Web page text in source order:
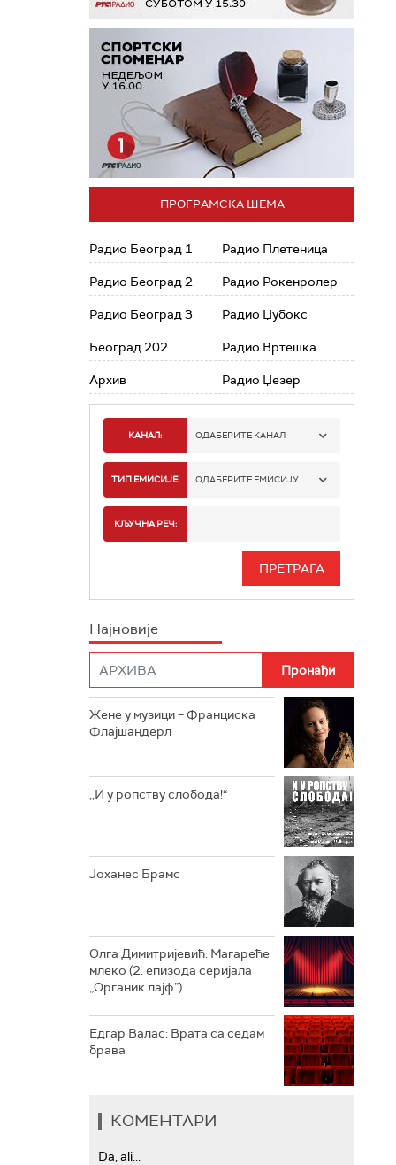
ПРОГРАМСКА ШЕМА
Радио Београд 1
Радио Београд 2
Радио Београд 3
Београд 202
Архив
Радио Плетеница
Радио Рокенролер
Радио Џубокс
Радио Вртешка
Радио Џезер
КАНАЛ: ОДАБЕРИТЕ КАНАЛ
РАДИО БЕОГРАД 1
РАДИО БЕОГРАД 3
РАДИО РОКЕНРОЛЕР
РАДИО ВРТЕШКА
РАДИО ЏЕЗЕР
ТИП ЕМИСИЈЕ: ОДАБЕРИТЕ ЕМИСИЈУ
ИНФО
КЉУЧНА РЕЧ:
Најновије
Жене у музици – Франциска
Флајшандерл
,,И у ропству слобода!“
Јоханес Брамс
Олга Димитријевић: Магареће
млеко (2. епизода серијала
„Органик лајф”)
Едгар Валас: Врата са седам
брава
КОМЕНТАРИ
Da, ali...